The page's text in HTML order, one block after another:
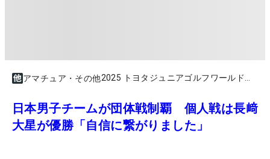
アマチュア・その他
日本男子チームが団体戦制覇 個人戦は長﨑
大星が優勝「自信に繋がりました」